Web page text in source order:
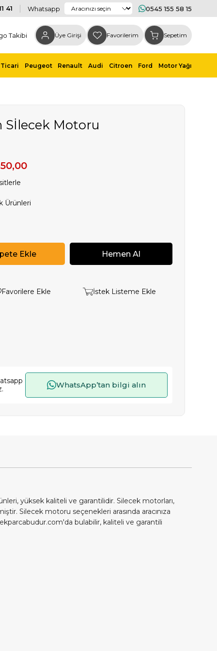
41 Whatsapp 0545 155 58 15
Takibi Üye Girişi Favorilerim Sepetim
Peugeot Renault Audi Citroen Ford Motor Yağı
Sİlecek Motoru
Ürünleri
Favorilere Ekle
İstek Listeme Ekle
WhatsApp’tan bilgi alın
yüksek kaliteli ve garantilidir. Silecek motorları,
Silecek motoru seçenekleri arasında aracınıza
bulabilir, kaliteli ve garantili